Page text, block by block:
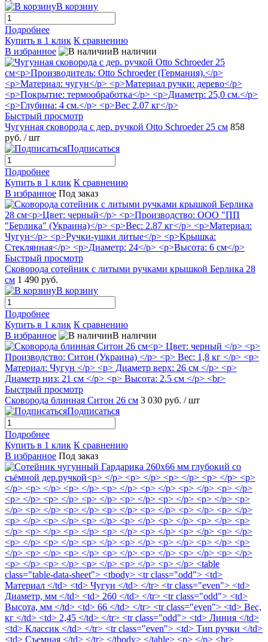
В корзину
Подробнее
Купить в 1 клик К сравнению
В избранное
В наличии
Быстрый просмотр
Чугунная сковорода с дер. ручкой Otto Schroeder 25 см 858
руб. / шт
Подписаться
Подробнее
Купить в 1 клик К сравнению
В избранное Под заказ
Быстрый просмотр
Сковорода сотейник с литыми ручками крышкой Берлика 28
см 1 490 руб.
В корзину
Подробнее
Купить в 1 клик К сравнению
В избранное
В наличии
Быстрый просмотр
Сковорода блинная Ситон 26 см 3 030 руб. / шт
Подписаться
Подробнее
Купить в 1 клик К сравнению
В избранное Под заказ